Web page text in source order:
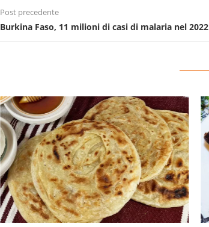
Post precedente
Burkina Faso, 11 milioni di casi di malaria nel 2022